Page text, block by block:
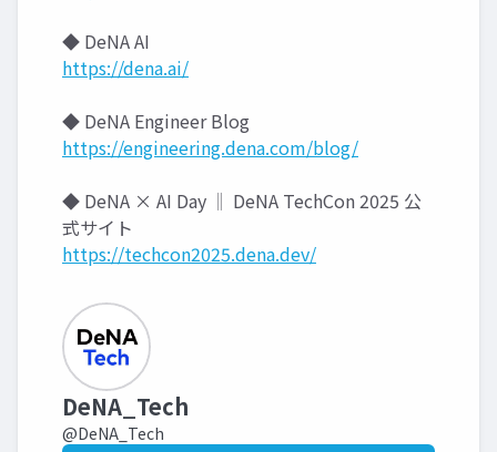
◆ DeNA AI
https://dena.ai/
◆ DeNA Engineer Blog
https://engineering.dena.com/blog/
◆ DeNA × AI Day ‖ DeNA TechCon 2025 公
式サイト
https://techcon2025.dena.dev/
DeNA_Tech
@DeNA_Tech